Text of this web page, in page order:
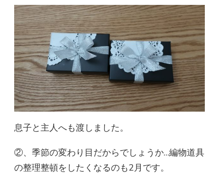
息子と主人へも渡しました。
②、季節の変わり目だからでしょうか…編物道具
の整理整頓をしたくなるのも2月です。